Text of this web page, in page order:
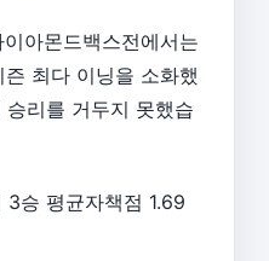
아몬드백스전에서는
최다 이닝을 소화했
리를 거두지 못했습
승 평균자책점 1.69